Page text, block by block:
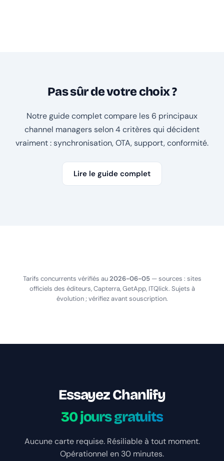
Pas sûr de votre choix ?
Notre guide complet compare les 6 principaux
channel managers selon 4 critères qui décident
vraiment : synchronisation, OTA, support, conformité.
Lire le guide complet
Tarifs concurrents vérifiés au2026-06-05— sources : sites
officiels des éditeurs, Capterra, GetApp, ITQlick. Sujets à
évolution ; vérifiez avant souscription.
Essayez Chanlify
30 jours gratuits
Aucune carte requise. Résiliable à tout moment.
Opérationnel en 30 minutes.